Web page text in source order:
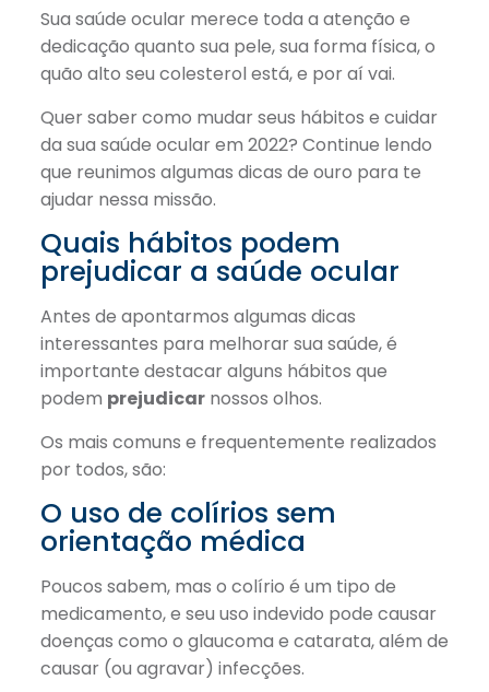
Sua saúde ocular merece toda a atenção e
dedicação quanto sua pele, sua forma física, o
quão alto seu colesterol está, e por aí vai.
Quer saber como mudar seus hábitos e cuidar
da sua saúde ocular em 2022? Continue lendo
que reunimos algumas dicas de ouro para te
ajudar nessa missão.
Quais hábitos podem
prejudicar a saúde ocular
Antes de apontarmos algumas dicas
interessantes para melhorar sua saúde, é
importante destacar alguns hábitos que
podem prejudicarnossos olhos.
Os mais comuns e frequentemente realizados
por todos, são:
O uso de colírios sem
orientação médica
Poucos sabem, mas o colírio é um tipo de
medicamento, e seu uso indevido pode causar
doenças como o glaucoma e catarata, além de
causar (ou agravar) infecções.